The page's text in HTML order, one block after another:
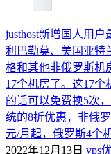
justhost新增国人用
利巴勒莫、美国亚特
格和其他非俄罗斯机
17个机房了。这17
的话可以免费换5次
统的8折优惠，非俄
元/月起，俄罗斯4个
2022年12月13日 vps